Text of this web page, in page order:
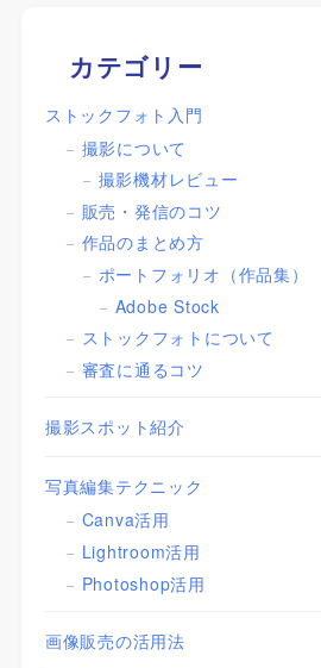
カテゴリー
ストックフォト入門
撮影について
撮影機材レビュー
販売・発信のコツ
作品のまとめ方
ポートフォリオ（作品集）
Adobe Stock
ストックフォトについて
審査に通るコツ
撮影スポット紹介
写真編集テクニック
Canva活用
Lightroom活用
Photoshop活用
画像販売の活用法